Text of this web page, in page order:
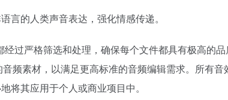
言的人类声音表达，强化情感传递。
过严格筛选和处理，确保每个文件都具有极高的
频素材，以满足更高标准的音频编辑需求。所有
将其应用于个人或商业项目中。